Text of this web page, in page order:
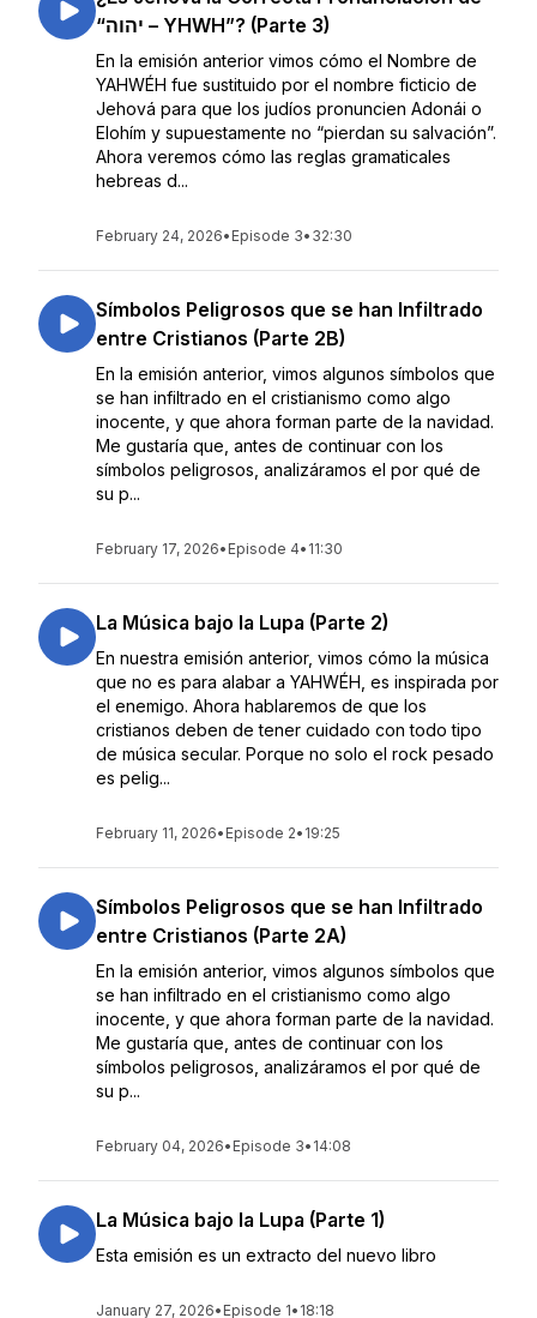
“יהוה – YHWH”? (Parte 3)
En la emisión anterior vimos cómo el Nombre de
YAHWÉH fue sustituido por el nombre ficticio de
Jehová para que los judíos pronuncien Adonái o
Elohím y supuestamente no “pierdan su salvación”.
Ahora veremos cómo las reglas gramaticales
hebreas d...
February 24, 2026• Episode 3• 32:30
Símbolos Peligrosos que se han Infiltrado
entre Cristianos (Parte 2B)
En la emisión anterior, vimos algunos símbolos que
se han infiltrado en el cristianismo como algo
inocente, y que ahora forman parte de la navidad.
Me gustaría que, antes de continuar con los
símbolos peligrosos, analizáramos el por qué de
su p...
February 17, 2026• Episode 4• 11:30
La Música bajo la Lupa (Parte 2)
En nuestra emisión anterior, vimos cómo la música
que no es para alabar a YAHWÉH, es inspirada por
el enemigo. Ahora hablaremos de que los
cristianos deben de tener cuidado con todo tipo
de música secular. Porque no solo el rock pesado
es pelig...
February 11, 2026• Episode 2• 19:25
Símbolos Peligrosos que se han Infiltrado
entre Cristianos (Parte 2A)
En la emisión anterior, vimos algunos símbolos que
se han infiltrado en el cristianismo como algo
inocente, y que ahora forman parte de la navidad.
Me gustaría que, antes de continuar con los
símbolos peligrosos, analizáramos el por qué de
su p...
February 04, 2026• Episode 3• 14:08
La Música bajo la Lupa (Parte 1)
Esta emisión es un extracto del nuevo libro
January 27, 2026• Episode 1• 18:18